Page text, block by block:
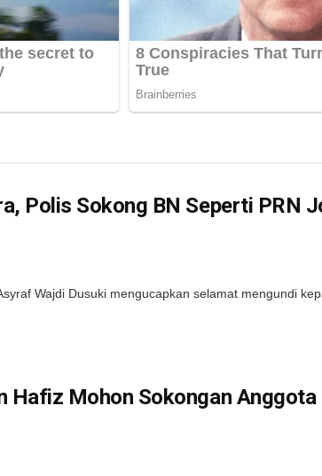
Polis Sokong BN Seperti PRN
Wajdi Dusuki mengucapkan selamat mengundi
Hafiz Mohon Sokongan